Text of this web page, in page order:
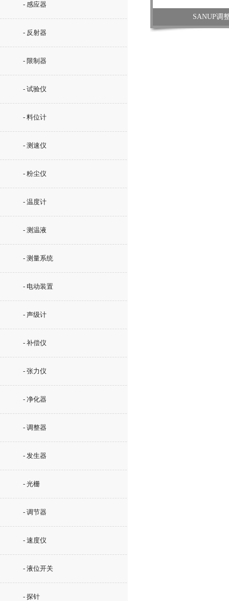
- 感应器
- 反射器
- 限制器
- 试验仪
- 料位计
- 测速仪
- 粉尘仪
- 温度计
- 测温液
- 测量系统
- 电动装置
- 声级计
- 补偿仪
- 张力仪
- 净化器
- 调整器
- 发生器
- 光栅
- 调节器
- 速度仪
- 液位开关
- 探针
SANUP调